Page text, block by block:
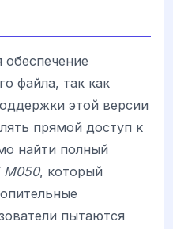
файла, так как
этой версии
прямой доступ к
найти полный
M050, который
пытаются